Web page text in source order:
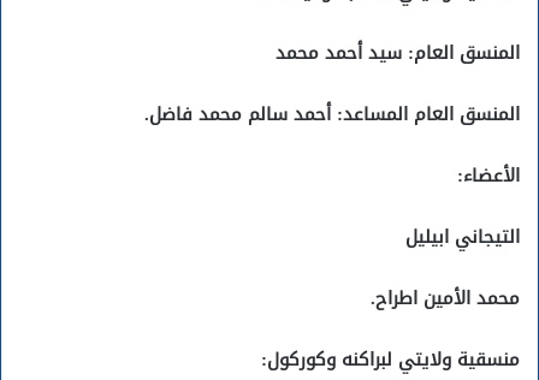
المنسق العام: سيد أحمد محمد
المنسق العام المساعد: أحمد سالم محمد فاضل.
الأعضاء:
التيجاني ابيليل
محمد الأمين اطراح.
منسقية ولايتي لبراكنه وكوركول: